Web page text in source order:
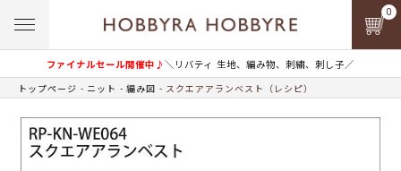
ファイナルセール開催中♪＼リバティ 生地、編み物、刺繍、刺し子／
0
トップページ ニット 編み図 スクエアアランベスト（レシピ）